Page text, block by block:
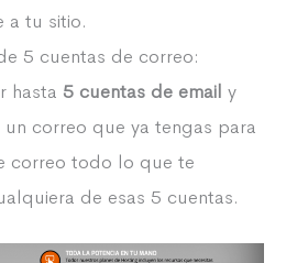
a tu sitio.
5 cuentas de correo:
hasta 5 cuentas de email y
correo que ya tengas para
correo todo lo que te
de esas 5 cuentas.